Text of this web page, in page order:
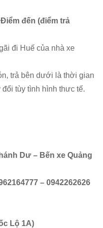
Điểm đến (điểm trả
đi Huế của nhà xe
trả bên dưới là thời gian
tùy tình hình thưc tế.
Dư – Bến xe Quảng
– 0942262626
Lộ 1A)